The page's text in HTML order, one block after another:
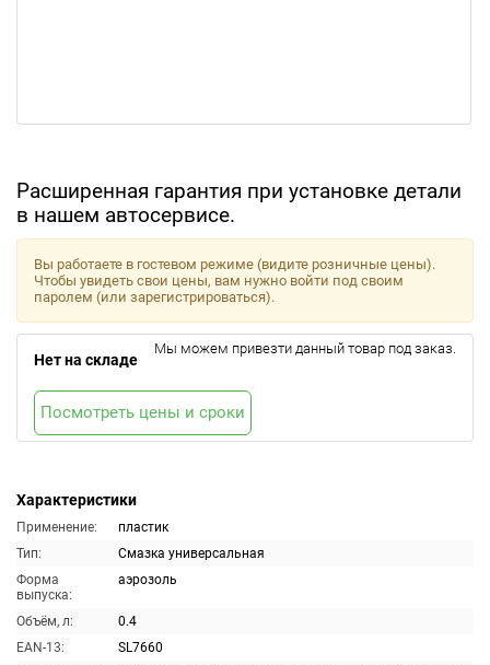
Расширенная гарантия при установке детали
в нашем автосервисе.
Характеристики
Применение:
пластик
Тип:
Смазка универсальная
Форма
выпуска:
аэрозоль
Объём, л:
0.4
EAN-13:
SL7660
Вы работаете в гостевом режиме (видите розничные цены).
Чтобы увидеть свои цены, вам нужно войти под своим
паролем (или зарегистрироваться).
Нет на складе
Мы можем привезти данный товар под заказ.
Посмотреть цены и сроки